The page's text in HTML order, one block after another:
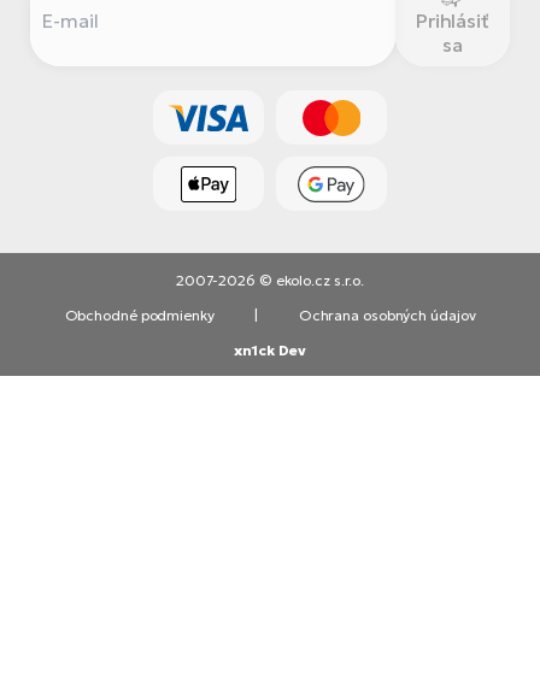
Prihlásiť
sa
2007-2026 © ekolo.cz s.r.o.
Obchodné podmienky
Ochrana osobných údajov
xn1ck Dev